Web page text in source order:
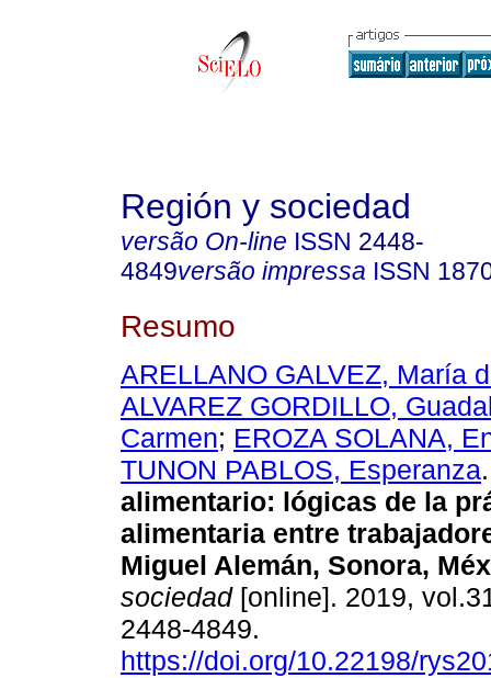
Región y sociedad
versão On-line ISSN 2448-
4849versão impressa ISSN
Resumo
ARELLANO GALVEZ, María
ALVAREZ GORDILLO,
Carmen; EROZA SOLANA,
TUNON PABLOS, Esperanza.
alimentario: lógicas de la
alimentaria entre
Miguel Alemán, Sonora,
sociedad[online]. 2019,
2448-4849.
https://doi.org/10.22198/